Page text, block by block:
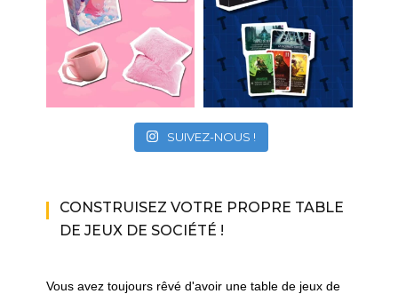
SUIVEZ-NOUS !
CONSTRUISEZ VOTRE PROPRE TABLE
DE JEUX DE SOCIÉTÉ !
Vous avez toujours rêvé d'avoir une table de jeux de